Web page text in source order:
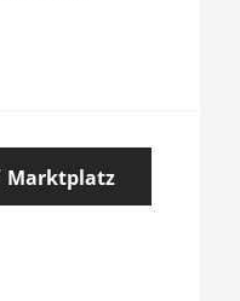
Marktplatz